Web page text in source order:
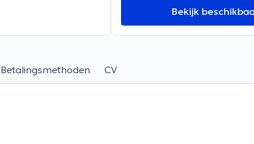
Bekijk
Betalingsmethoden CV